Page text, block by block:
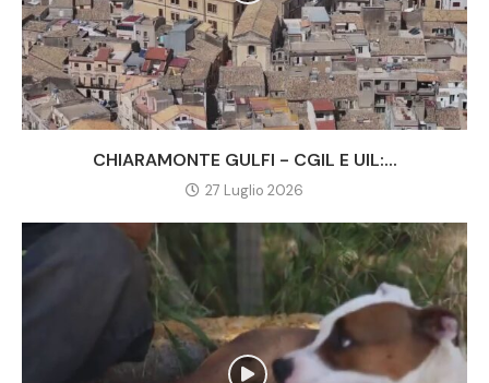
CHIARAMONTE GULFI - CGIL E UIL:...
27 Luglio 2026